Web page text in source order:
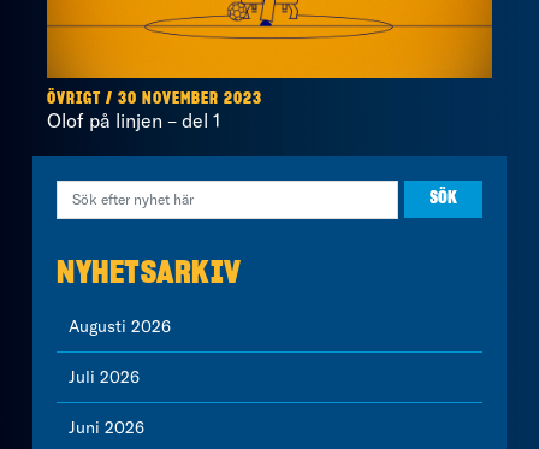
ÖVRIGT / 30 NOVEMBER 2023
Olof på linjen – del 1
NYHETSARKIV
Augusti 2026
Juli 2026
Juni 2026